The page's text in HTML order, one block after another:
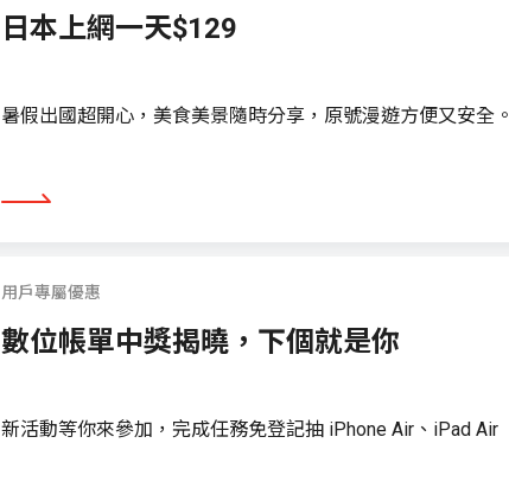
日本上網一天$129
暑假出國超開心，美食美景隨時分享，原號漫遊方便又安全。
看更多
用戶專屬優惠
數位帳單中獎揭曉，下個就是你
新活動等你來參加，完成任務免登記抽 iPhone Air、iPad Air